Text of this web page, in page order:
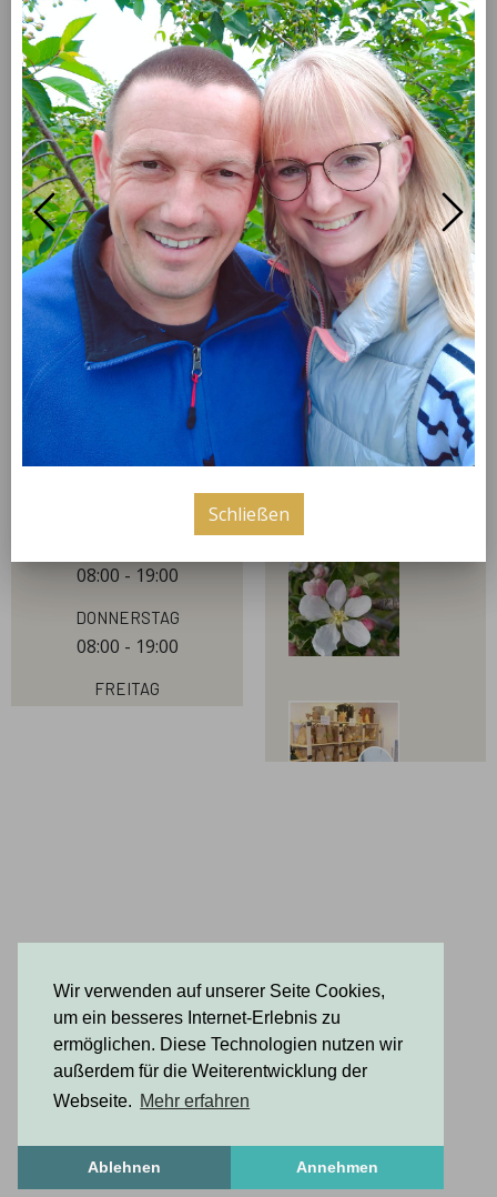
Wir verwenden auf unserer Seite Cookies,
um ein besseres Internet-Erlebnis zu
ermöglichen. Diese Technologien nutzen wir
außerdem für die Weiterentwicklung der
Webseite. Mehr erfahren
Ablehnen Annehmen
willkommen
Wir sind ein demeterzertifizierter Obsthof aus
Meckenheim- Ersdorf. In unserem kleinen
Selbstbedienungs-Hofverkauf können Sie unsere
und andere regionale Lebensmittel kaufen. Kommen
Sie uns einfach Mal besuchen!
öffnungszeiten
Montag
Dienstag
08:00 - 19:00
Donnerstag
08:00 - 19:00
Freitag
bilder
Schließen